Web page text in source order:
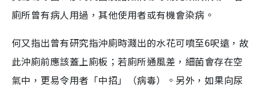
廁所曾有病人用過，其他使用者或有機會染病。
何又指出曾有研究指沖廁時濺出的水花可噴至6呎遠，故
此沖廁前應該蓋上廁板；若廁所通風差，細菌會存在空
氣中，更易令用者「中招」（病毒）。另外，如果向尿